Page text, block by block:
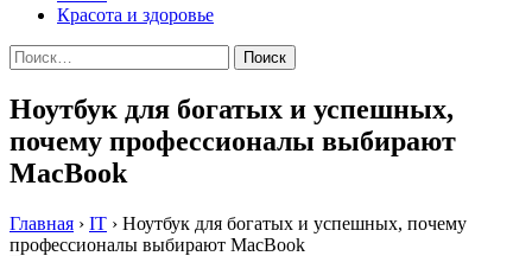
Красота и здоровье
Найти:
Ноутбук для богатых и успешных,
почему профессионалы выбирают
MacBook
Главная › IT › Ноутбук для богатых и успешных, почему
профессионалы выбирают MacBook